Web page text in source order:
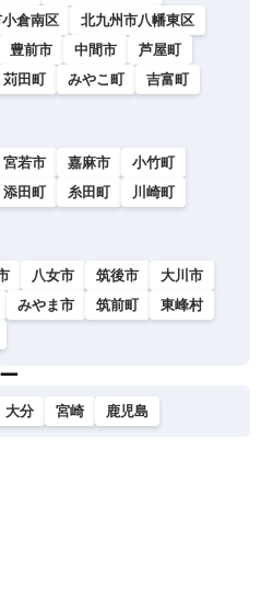
倉南区
北九州市八幡東区
豊前市 中間市
芦屋町
苅田町 みやこ町
吉富町
宮若市 嘉麻市
小竹町
添田町 糸田町
川崎町
八女市 筑後市
大川市
みやま市 筑前町
東峰村
大分 宮崎 鹿児島